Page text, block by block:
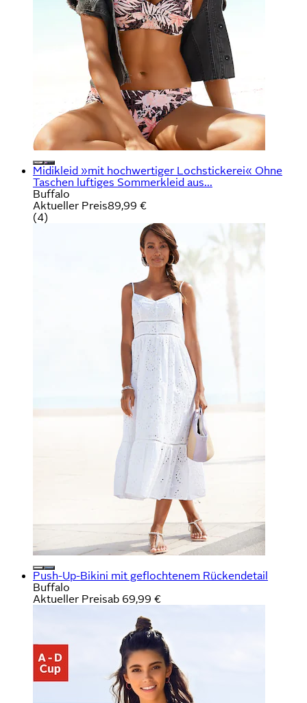
Midikleid »mit hochwertiger Lochstickerei« Ohne
Taschen luftiges Sommerkleid aus...
Buffalo
Aktueller Preis89,99 €
(4)
Push-Up-Bikini mit geflochtenem Rückendetail
Buffalo
Aktueller Preisab 69,99 €